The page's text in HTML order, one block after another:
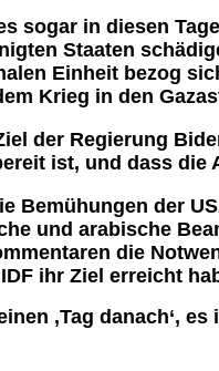
sogar in diesen
Staaten
Einheit bezog
Krieg in den
der Regierung
ist, und dass die
Bemühungen der
und arabische
die
ihr Ziel erreicht
‚Tag danach‘,